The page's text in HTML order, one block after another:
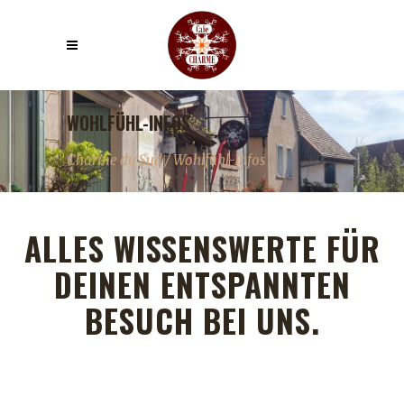
WOHLFÜHL-INFOS
Charme du Sud/Wohlfühl-Infos
ALLES WISSENSWERTE FÜR
DEINEN ENTSPANNTEN
BESUCH BEI UNS.